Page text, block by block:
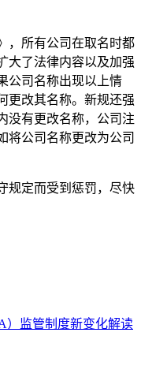
，所有公司在取名时都
大了法律内容以及加强
公司名称出现以上情
更改其名称。新规还强
没有更改名称，公司注
将公司名称更改为公司
规定而受到惩罚，尽快
）监管制度新变化解读